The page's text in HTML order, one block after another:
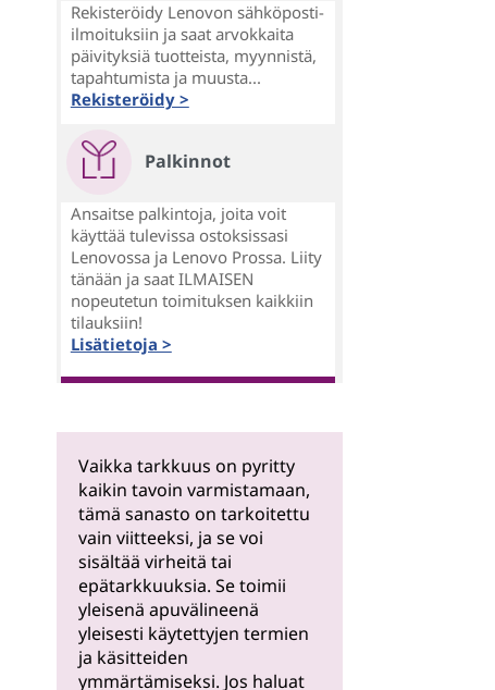
Rekisteröidy Lenovon sähköposti-
ilmoituksiin ja saat arvokkaita
päivityksiä tuotteista, myynnistä,
tapahtumista ja muusta...
Rekisteröidy >
Palkinnot
Ansaitse palkintoja, joita voit
käyttää tulevissa ostoksissasi
Lenovossa ja Lenovo Prossa. Liity
tänään ja saat ILMAISEN
nopeutetun toimituksen kaikkiin
tilauksiin!
Lisätietoja >
Vaikka tarkkuus on pyritty
kaikin tavoin varmistamaan,
tämä sanasto on tarkoitettu
vain viitteeksi, ja se voi
sisältää virheitä tai
epätarkkuuksia. Se toimii
yleisenä apuvälineenä
yleisesti käytettyjen termien
ja käsitteiden
ymmärtämiseksi. Jos haluat